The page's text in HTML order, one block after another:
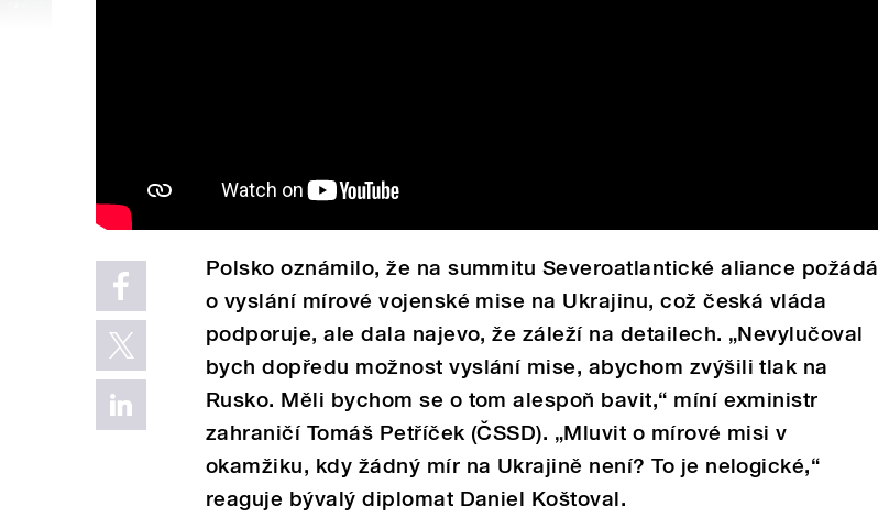
Polsko oznámilo, že na summitu Severoatlantické aliance požádá
o vyslání mírové vojenské mise na Ukrajinu, což česká vláda
podporuje, ale dala najevo, že záleží na detailech. „Nevylučoval
bych dopředu možnost vyslání mise, abychom zvýšili tlak na
Rusko. Měli bychom se o tom alespoň bavit,“ míní exministr
zahraničí Tomáš Petříček (ČSSD). „Mluvit o mírové misi v
okamžiku, kdy žádný mír na Ukrajině není? To je nelogické,“
reaguje bývalý diplomat Daniel Koštoval.